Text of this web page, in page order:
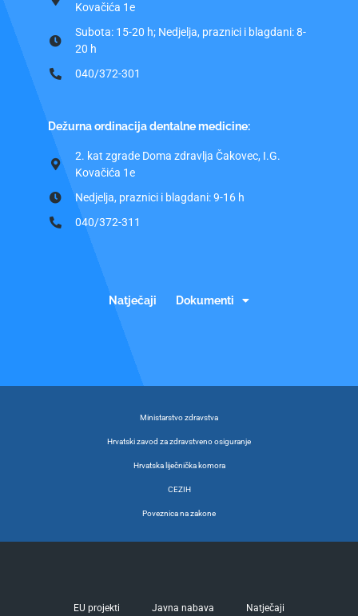
Kovačića 1e
Subota: 15-20 h; Nedjelja, praznici i blagdani: 8-
20 h
040/372-301
Dežurna ordinacija dentalne medicine:
2. kat zgrade Doma zdravlja Čakovec, I.G.
Kovačića 1e
Nedjelja, praznici i blagdani: 9-16 h
040/372-311
Natječaji Dokumenti
Ministarstvo zdravstva
Hrvatski zavod za zdravstveno osiguranje
Hrvatska liječnička komora
CEZIH
Poveznica na zakone
EU projekti Javna nabava Natječaji